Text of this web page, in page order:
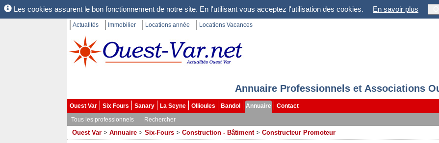
Les cookies assurent le bon fonctionnement de notre site. En l'utilisant vous acceptez l'utilisation des cookies. En savoir plus
Actualités Immobilier Locations année Locations Vacances
Annuaire Professionnels et Associations
Ouest Var Six Fours Sanary La Seyne Ollioules Bandol Annuaire
Contact
Tous les professionnels
Rechercher
Ouest Var > Annuaire > Six-Fours > Construction - Bâtiment > Constructeur Promoteur